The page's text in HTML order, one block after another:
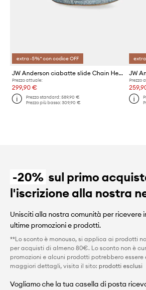
extra -5%* con codice OFF
JW Anderson ciabatte slide Chain Heel Open Mule
Prezzo attuale:
299,90 €
Prezzo standard:589,90 €
Prezzo più basso:309,90 €
Prezzo
-20% sul primo
l'iscrizione alla nostra
Unisciti alla nostra comunità per ricevere
ultime promozioni e prodotti.
**Lo sconto è monouso, si applica ai prodotti
per acquisti di almeno 80€. Lo sconto non è
promozioni e alcuni prodotti potrebbero essere
maggiori dettagli, visita il sito: prodotti esclusi
Vogliamo che la tua casella di posta